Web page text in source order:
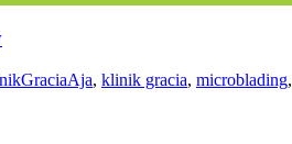
, klinik gracia, microblading,